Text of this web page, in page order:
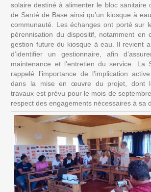
solaire destiné à alimenter le bloc sanitaire
de Santé de Base ainsi qu’un kiosque à
communauté. Les échanges ont porté sur
pérennisation du dispositif, notamment en
gestion future du kiosque à eau. Il revient
d’identifier un gestionnaire, afin
maintenance et l’entretien du service. La
rappelé l’importance de l’implication
dans la mise en œuvre du projet, dont
travaux est prévu pour le mois de
respect des engagements nécessaires à sa